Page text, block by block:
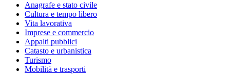
Anagrafe e stato civile
Cultura e tempo libero
Vita lavorativa
Imprese e commercio
Appalti pubblici
Catasto e urbanistica
Turismo
Mobilità e trasporti